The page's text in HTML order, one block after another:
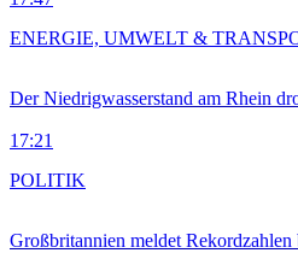
Der Niedrigwasserstand am Rhein
17:21
ENERGIE, UMWELT &
Großbritannien meldet
POLITIK